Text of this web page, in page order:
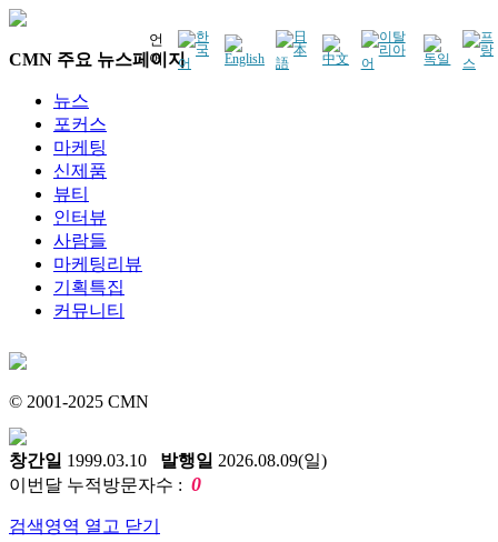
언
어
CMN 주요 뉴스페이지
뉴스
포커스
마케팅
신제품
뷰티
인터뷰
사람들
마케팅리뷰
기획특집
커뮤니티
© 2001-2025 CMN
창간일 1999.03.10 발행일 2026.08.09(일)
이번달 누적방문자수 : 0
검색영역 열고 닫기